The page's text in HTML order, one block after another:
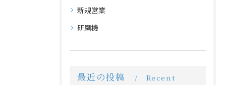
新規営業
研磨機
最近の投稿
Recent